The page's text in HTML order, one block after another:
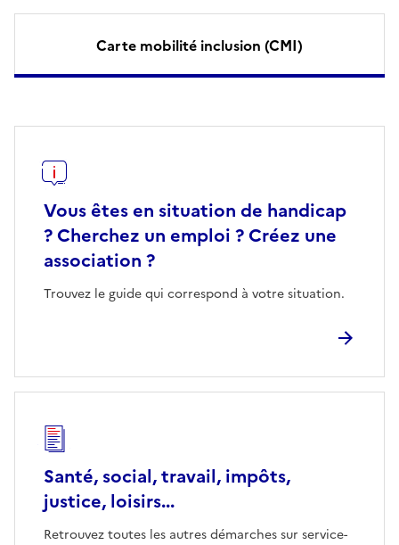
Carte mobilité inclusion (CMI)
Vous êtes en situation de handicap
? Cherchez un emploi ? Créez une
association ?
Trouvez le guide qui correspond à votre situation.
Santé, social, travail, impôts,
justice, loisirs...
Retrouvez toutes les autres démarches sur service-